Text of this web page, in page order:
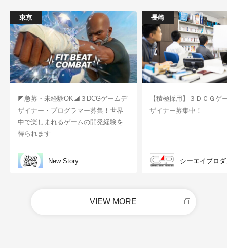
東京
◤急募・未経験OK◢３DCGゲームデ
ザイナー・プログラマー募集！世界
中で楽しまれるゲームの開発経験を
得られます
New Story
長崎
【積極採用】３ＤＣＧゲ
ザイナー募集中！
シーエイプロ
VIEW MORE